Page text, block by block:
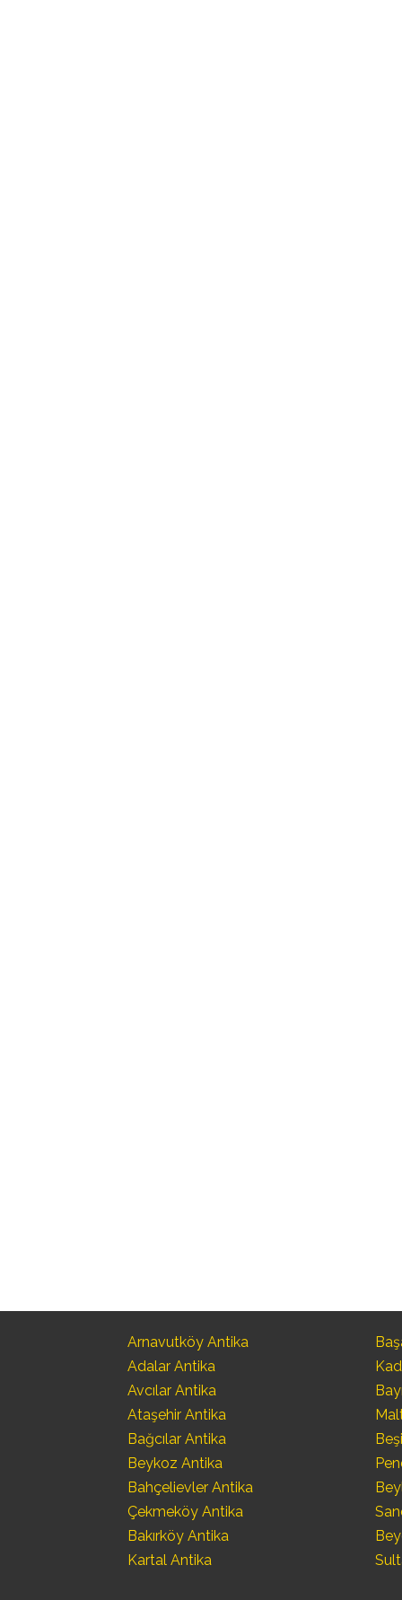
Arnavutköy Antika
Adalar Antika
Avcılar Antika
Ataşehir Antika
Bağcılar Antika
Beykoz Antika
Bahçelievler Antika
Çekmeköy Antika
Bakırköy Antika
Kartal Antika